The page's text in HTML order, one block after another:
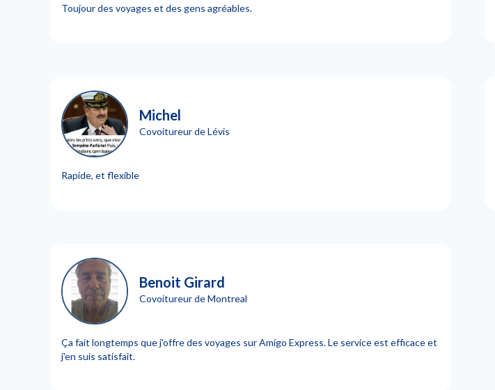
Toujour des voyages et des gens agréables.
Michel
Covoitureur de Lévis
Rapide, et flexible
Benoit Girard
Covoitureur de Montreal
Ça fait longtemps que j'offre des voyages sur Amigo Express. Le service est efficace et
j'en suis satisfait.